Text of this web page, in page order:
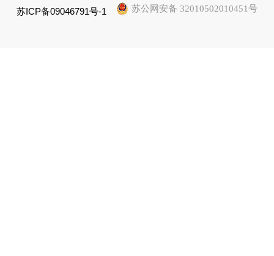
苏ICP备09046791号-1 苏公网安备 32010502010451号